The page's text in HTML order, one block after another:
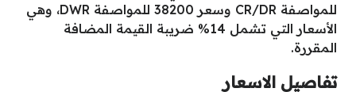
للمواصفة CR/DR وسعر 38200 للمواصفة DWR، وهي
الأسعار التي تشمل 14% ضريبة القيمة المضافة
المقررة.
تفاصيل الاسعار